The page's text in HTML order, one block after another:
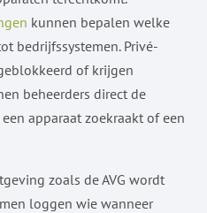
kunnen bepalen welke
bedrijfssystemen. Privé-
of krijgen
beheerders direct de
apparaat zoekraakt of een
zoals de AVG wordt
loggen wie wanneer